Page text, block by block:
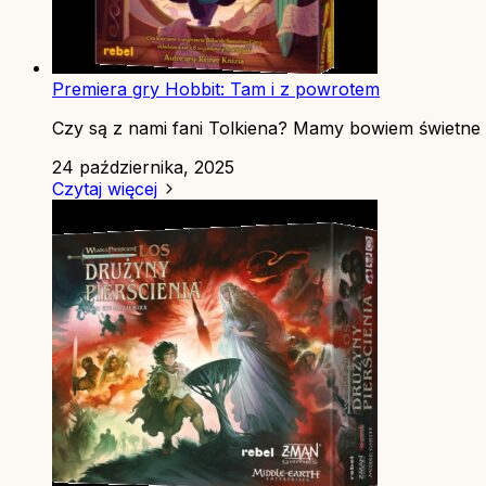
Premiera gry Hobbit: Tam i z powrotem
Czy są z nami fani Tolkiena? Mamy bowiem świetne
24 października, 2025
Czytaj więcej